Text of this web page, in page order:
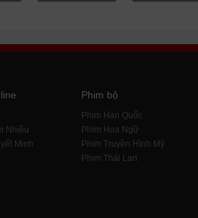
Nhiều
Minh
Phim bộ
Phim Hàn Quốc
Phim Hoa Ngữ
Phim Truyền Hình Mỹ
Phim Thái Lan